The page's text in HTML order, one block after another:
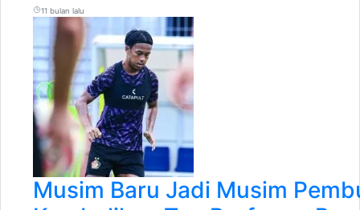
11 bulan lalu
Musim Baru Jadi Musim